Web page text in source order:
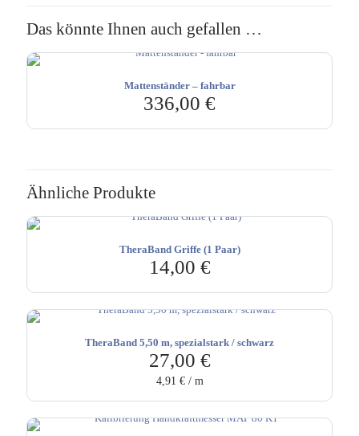
Das könnte Ihnen auch gefallen …
Mattenständer – fahrbar
336,00 €
Ähnliche Produkte
TheraBand Griffe (1 Paar)
14,00 €
TheraBand 5,50 m, spezialstark / schwarz
27,00 €
4,91 €/ m